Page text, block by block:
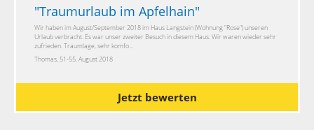
"Traumurlaub im Apfelhain"
Wir haben im August/September 2018 im Haus Langstein (Wohnung "Rose") unseren
Urlaub verbracht. Es war unser zweiter Besuch in diesem Haus. Wir waren wieder sehr
zufrieden. Traumlage, sehr komfo...
Thomas, 51-55, August 2018
Jetzt bewerten